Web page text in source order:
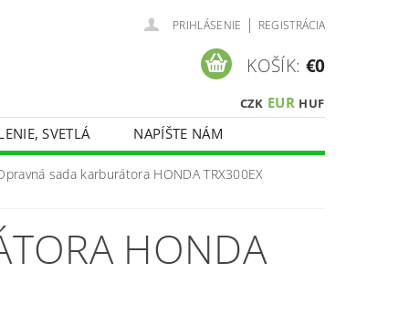
PRIHLÁSENIE | REGISTRÁCIA
CZK EUR HUF
KOŠÍK: €0
SVETLÁ NAPÍŠTE NÁM
sada karburátora HONDA TRX300EX
HONDA